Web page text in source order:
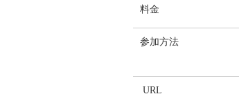
料金
参加方法
URL